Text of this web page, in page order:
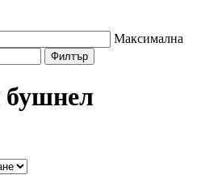
Максимална
Филтър
бушнел